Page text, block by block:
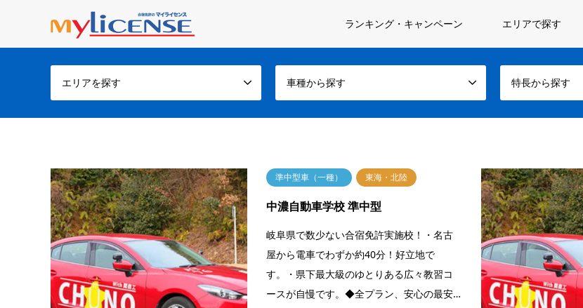
ランキング・キャンペーン エリアで探す
エリアを探す 車種から探す 特長から探す
準中型車（一種） 東海・北陸
中濃自動車学校 準中型
岐阜県で数少ない合宿免許実施校！・名古
屋から電車でわずか約40分！好立地で
す。・県下最大級のゆとりある広々教習コ
ースが自慢です。◆全プラン、安心の最安…